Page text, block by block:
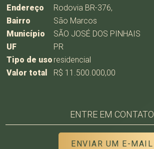
Endereço
Rodovia BR-376,
Bairro
São Marcos
Município
SÃO JOSÉ DOS PINHAIS
UF
PR
Tipo de uso residencial
Valor total
R$ 11.500.000,00
ENTRE EM CONTATO
ENVIAR UM E-MAIL